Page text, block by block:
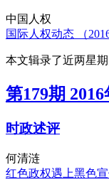
中国人权
国际人权动态 （
本文辑录了近两星
第179期 2016
时政述评
何清涟
红色政权遇上黑色